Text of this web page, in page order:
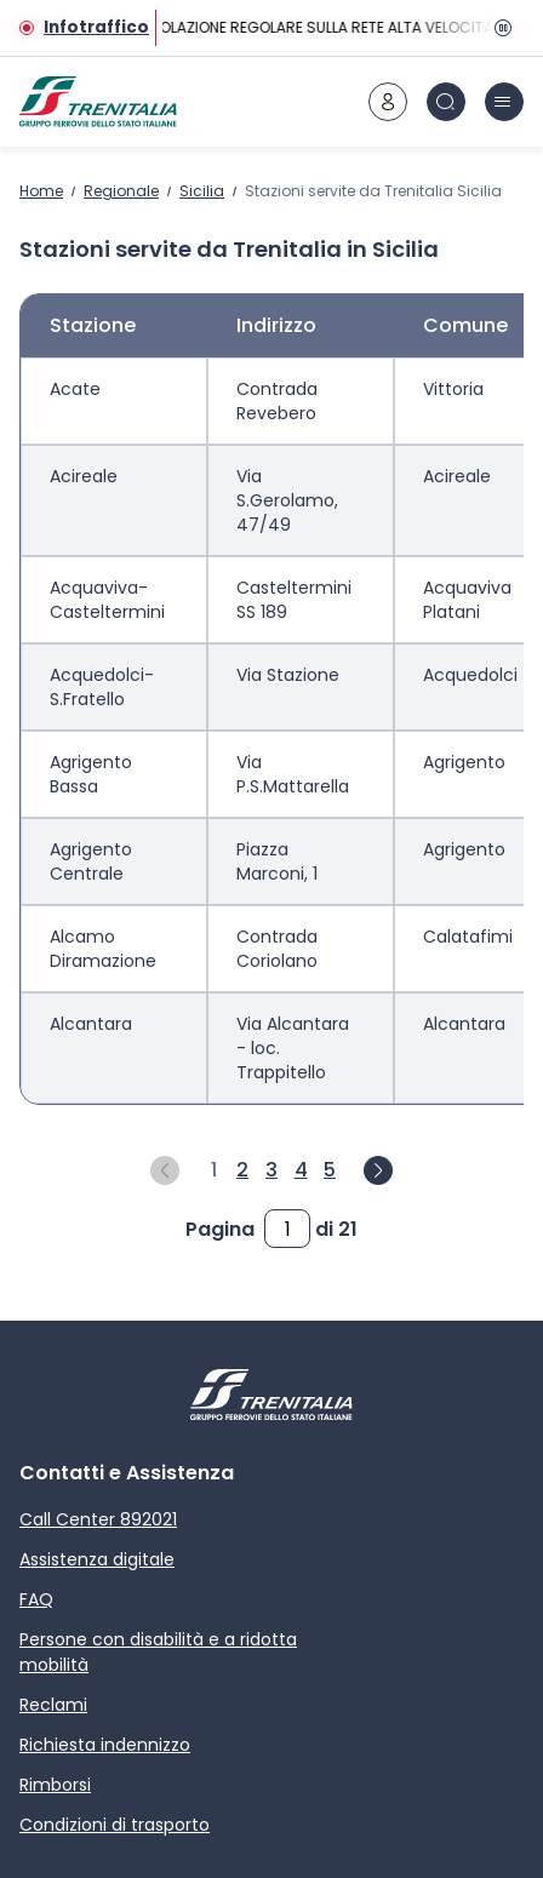
Vai al contenuto principale
InfotrafficoCIRCOLAZIONE REGOLARE SULLA RETE ALTA VELOCITÀ
Home Regionale Sicilia Stazioni servite da Trenitalia Sicilia
Stazioni servite da Trenitalia in Sicilia
Stazione Indirizzo Comune
Acate
Contrada
Revebero
Vittoria
Acireale
Via
S.Gerolamo,
47/49
Acireale
Acquaviva-
Casteltermini
Casteltermini
SS 189
Acquaviva
Platani
Acquedolci-
S.Fratello
Via Stazione Acquedolci
Agrigento
Bassa
Via
P.S.Mattarella
Agrigento
Agrigento
Centrale
Piazza
Marconi, 1
Agrigento
Alcamo
Diramazione
Contrada
Coriolano
Calatafimi
Alcantara
Via Alcantara
- loc.
Trappitello
Alcantara
1 2 3 4 5
Pagina di 21
Contatti e Assistenza
Call Center 892021
Assistenza digitale
FAQ
Persone con disabilità e a ridotta
mobilità
Reclami
Richiesta indennizzo
Rimborsi
Condizioni di trasporto